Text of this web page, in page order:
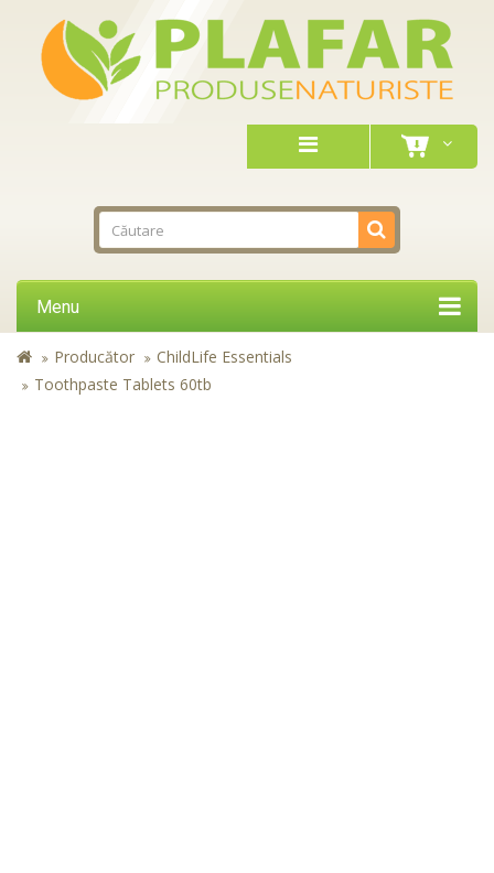
Menu
Producător
ChildLife Essentials
Toothpaste Tablets 60tb